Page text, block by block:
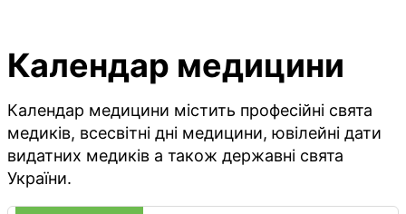
Календар медицини
Календар медицини містить професійні свята
медиків, всесвітні дні медицини, ювілейні дати
видатних медиків а також державні свята
України.